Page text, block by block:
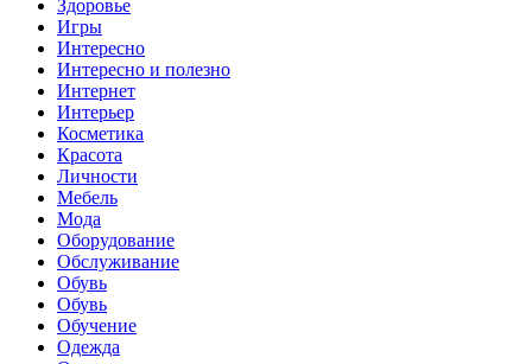
Здоровье
Игры
Интересно
Интересно и полезно
Интернет
Интерьер
Косметика
Красота
Личности
Мебель
Мода
Оборудование
Обслуживание
Обувь
Обувь
Обучение
Одежда